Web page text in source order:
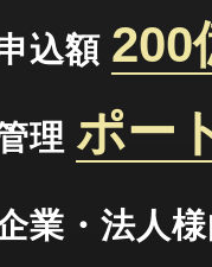
込額 200
理 ポー
業・法人